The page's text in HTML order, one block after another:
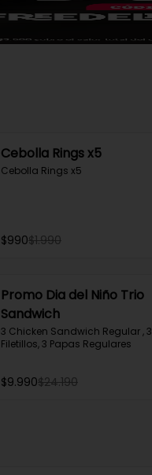
Cebolla Rings x5
Cebolla Rings x5
$990$1.990
Promo Dia del Niño Trio
Sandwich​
3 Chicken Sandwich Regular , 3
Filetillos, 3 Papas Regulares
$9.990$24.190